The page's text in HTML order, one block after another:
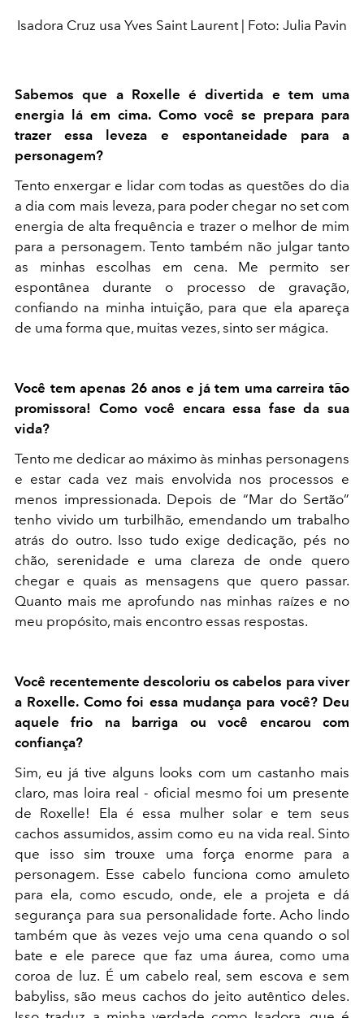
Isadora Cruz usa Yves Saint Laurent | Foto: Julia Pavin
Sabemos que a Roxelle é divertida e tem uma
energia lá em cima. Como você se prepara para
trazer essa leveza e espontaneidade para a
personagem?
Tento enxergar e lidar com todas as questões do dia
a dia com mais leveza, para poder chegar no set com
energia de alta frequência e trazer o melhor de mim
para a personagem. Tento também não julgar tanto
as minhas escolhas em cena. Me permito ser
espontânea durante o processo de gravação,
confiando na minha intuição, para que ela apareça
de uma forma que, muitas vezes, sinto ser mágica.
Você tem apenas 26 anos e já tem uma carreira tão
promissora! Como você encara essa fase da sua
vida?
Tento me dedicar ao máximo às minhas personagens
e estar cada vez mais envolvida nos processos e
menos impressionada. Depois de “Mar do Sertão”
tenho vivido um turbilhão, emendando um trabalho
atrás do outro. Isso tudo exige dedicação, pés no
chão, serenidade e uma clareza de onde quero
chegar e quais as mensagens que quero passar.
Quanto mais me aprofundo nas minhas raízes e no
meu propósito, mais encontro essas respostas.
Você recentemente descoloriu os cabelos para viver
a Roxelle. Como foi essa mudança para você? Deu
aquele frio na barriga ou você encarou com
confiança?
Sim, eu já tive alguns looks com um castanho mais
claro, mas loira real - oficial mesmo foi um presente
de Roxelle! Ela é essa mulher solar e tem seus
cachos assumidos, assim como eu na vida real. Sinto
que isso sim trouxe uma força enorme para a
personagem. Esse cabelo funciona como amuleto
para ela, como escudo, onde, ele a projeta e dá
segurança para sua personalidade forte. Acho lindo
também que às vezes vejo uma cena quando o sol
bate e ele parece que faz uma áurea, como uma
coroa de luz. É um cabelo real, sem escova e sem
babyliss, são meus cachos do jeito autêntico deles.